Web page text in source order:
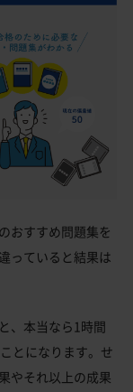
おすすめ問題集を
っていると結果は
、本当なら1時間
とになります。せ
やそれ以上の成果